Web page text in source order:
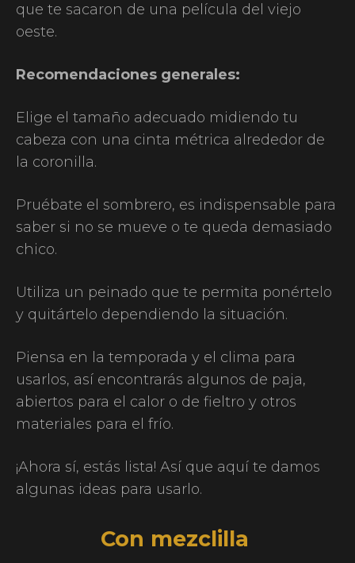
que te sacaron de una película del viejo
oeste.
Recomendaciones generales:
Elige el tamaño adecuado midiendo tu
cabeza con una cinta métrica alrededor de
la coronilla.
Pruébate el sombrero, es indispensable para
saber si no se mueve o te queda demasiado
chico.
Utiliza un peinado que te permita ponértelo
y quitártelo dependiendo la situación.
Piensa en la temporada y el clima para
usarlos, así encontrarás algunos de paja,
abiertos para el calor o de fieltro y otros
materiales para el frío.
¡Ahora sí, estás lista! Así que aquí te damos
algunas ideas para usarlo.
Con mezclilla